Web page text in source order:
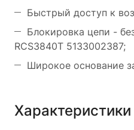
Быстрый доступ к
Блокировка цепи -
RCS3840T 5133002387;
Широкое основание
Характеристики